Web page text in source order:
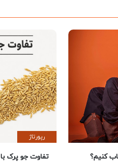
کنیم؟
رپورتاژ
تفاوت جو پرک